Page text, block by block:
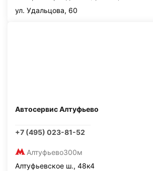
ул. Удальцова, 60
Автосервис Алтуфьево
+7 (495) 023-81-52
Алтуфьево300м
Алтуфьевское ш., 48к4